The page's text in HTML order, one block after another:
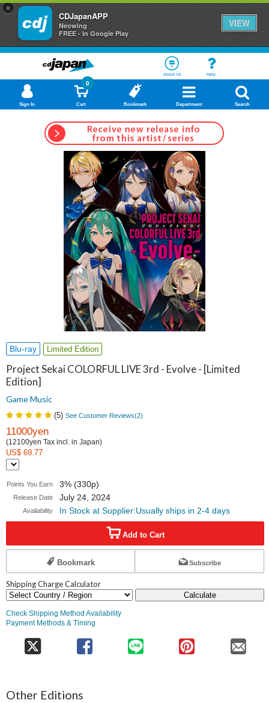
×
CDJapanAPP
Neowing
FREE - In Google Play
VIEW
About Us Help
Sign In Cart
0
Bookmark Department Search
Blu-ray Limited Edition
Project Sekai COLORFUL LIVE 3rd - Evolve - [Limited
Edition]
Game Music
(5) See Customer Reviews(2)
11000yen
(12100yen Tax incl. in Japan)
US$ 69.77
Points You Earn 3% (330p)
Release Date July 24, 2024
Availability In Stock at Supplier:Usually ships in 2-4 days
Add to Cart
Bookmark Subscribe
Shipping Charge Calculator
Calculate
Check Shipping Method Availability
Payment Methods & Timing
Other Editions